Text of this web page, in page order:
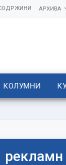
АРХИВА
КОЛУМНИ
рекламн